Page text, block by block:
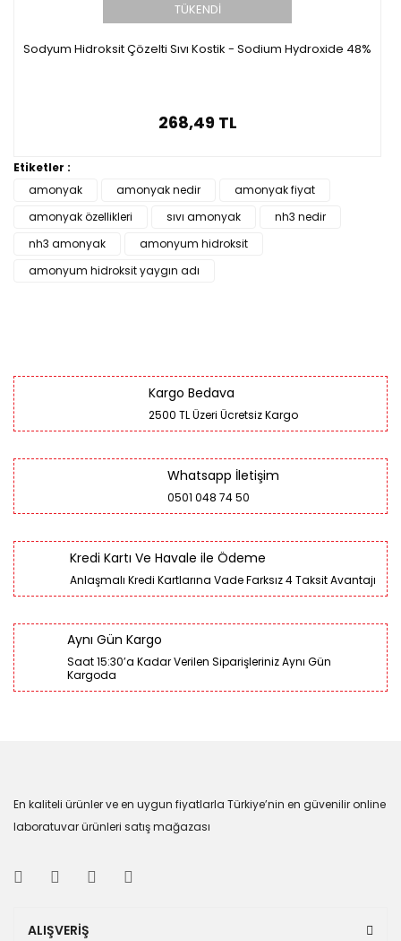
TÜKENDİ
Sodyum Hidroksit Çözelti Sıvı Kostik - Sodium Hydroxide 48%
268,49 TL
Etiketler :
amonyak
amonyak nedir
amonyak fiyat
amonyak özellikleri
sıvı amonyak
nh3 nedir
nh3 amonyak
amonyum hidroksit
amonyum hidroksit yaygın adı
Kargo Bedava
2500 TL Üzeri Ücretsiz Kargo
Whatsapp İletişim
0501 048 74 50
Kredi Kartı Ve Havale ile Ödeme
Anlaşmalı Kredi Kartlarına Vade Farksız 4 Taksit Avantajı
Aynı Gün Kargo
Saat 15:30’a Kadar Verilen Siparişleriniz Aynı Gün
Kargoda
En kaliteli ürünler ve en uygun fiyatlarla Türkiye’nin en güvenilir online
laboratuvar ürünleri satış mağazası
ALIŞVERİŞ